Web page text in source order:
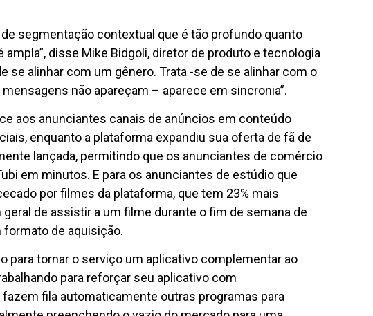
segmentação contextual que é tão profundo quanto
disse Mike Bidgoli, diretor de produto e tecnologia
se alinhar com um gênero. Trata -se de se alinhar com o
não apareçam – aparece em sincronia”.
aos anunciantes canais de anúncios em conteúdo
enquanto a plataforma expandiu sua oferta de fã de
lançada, permitindo que os anunciantes de comércio
em minutos. E para os anunciantes de estúdio que
por filmes da plataforma, que tem 23% mais
de assistir a um filme durante o fim de semana de
formato de aquisição.
para tornar o serviço um aplicativo complementar ao
para reforçar seu aplicativo com
fila automaticamente outras programas para